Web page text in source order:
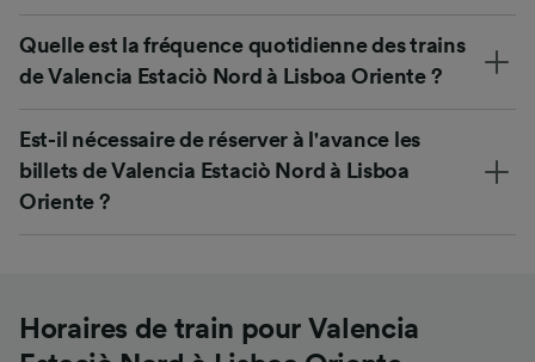
Quelle est la fréquence quotidienne des trains
de Valencia Estaciò Nord à Lisboa Oriente ?
Est-il nécessaire de réserver à l'avance les
billets de Valencia Estaciò Nord à Lisboa
Oriente ?
Horaires de train pour Valencia